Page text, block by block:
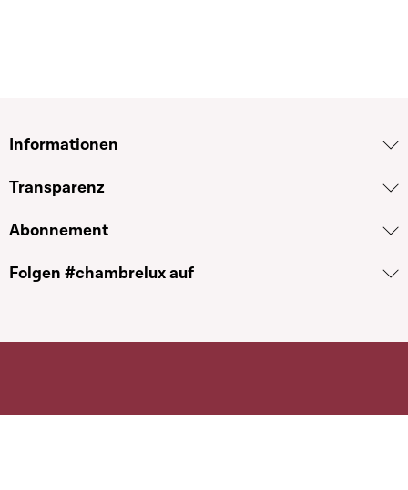
Informationen
Transparenz
Abonnement
Folgen #chambrelux auf